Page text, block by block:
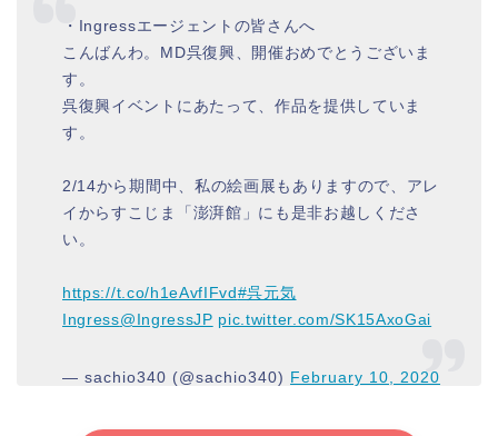
・Ingressエージェントの皆さんへ
こんばんわ。MD呉復興、開催おめでとうございま
す。
呉復興イベントにあたって、作品を提供していま
す。
2/14から期間中、私の絵画展もありますので、アレ
イからすこじま「澎湃館」にも是非お越しくださ
い。
https://t.co/h1eAvfIFvd#呉元気
Ingress@IngressJP pic.twitter.com/SK15AxoGai
— sachio340 (@sachio340) February 10, 2020